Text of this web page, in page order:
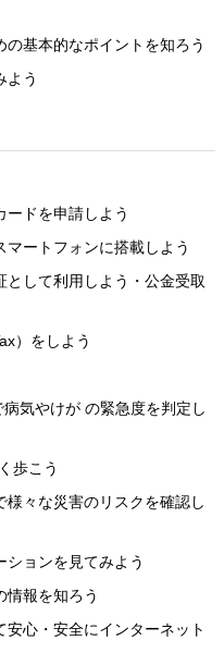
基本的なポイントを知ろう
よう
ードを申請しよう
マートフォンに搭載しよう
して利用しよう・公金受取
）をしよう
気やけが の緊急度を判定し
歩こう
々な災害のリスクを確認し
ションを見てみよう
情報を知ろう
心・安全にインターネット